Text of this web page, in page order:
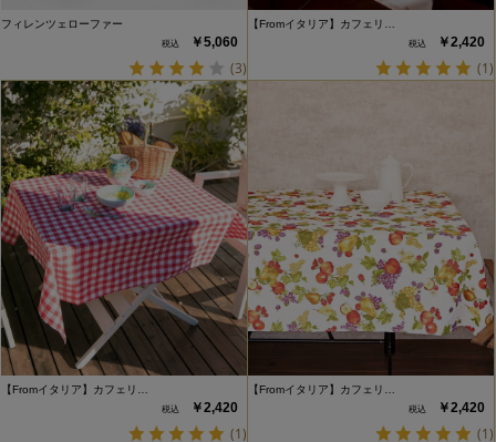
フィレンツェローファー
￥5,060
(3)
【Fromイタリア】カフェリ…
￥2,420
(1)
【Fromイタリア】カフェリ…
￥2,420
(1)
【Fromイタリア】カフェリ…
￥2,420
(1)